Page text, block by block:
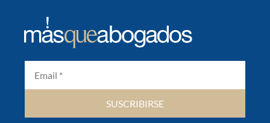
SUSCRIBIRSE